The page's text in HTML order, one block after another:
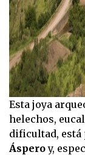
Esta joya
helechos,
dificultad,
Ásperoy,